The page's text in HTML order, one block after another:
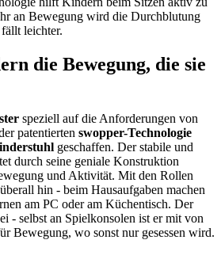
an Bewegung wird die Durchblutung
leichter.
die Bewegung, die sie
speziell auf die Anforderungen von
patentierten swopper-Technologie
geschaffen. Der stabile und
durch seine geniale Konstruktion
und Aktivität. Mit den Rollen
hin - beim Hausaufgaben machen
am PC oder am Küchentisch. Der
- selbst an Spielkonsolen ist er mit von
Bewegung, wo sonst nur gesessen wird.